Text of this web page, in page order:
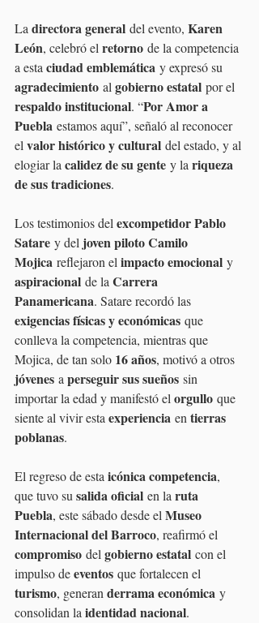
La directora general del evento, Karen
León, celebró el retorno de la competencia
a esta ciudad emblemática y expresó su
agradecimiento al gobierno estatal por el
respaldo institucional. “Por Amor a
Puebla estamos aquí”, señaló al reconocer
el valor histórico y cultural del estado, y al
elogiar la calidez de su gente y la riqueza
de sus tradiciones.
Los testimonios del excompetidor Pablo
Satare y del joven piloto Camilo
Mojica reflejaron el impacto emocional y
aspiracional de la Carrera
Panamericana. Satare recordó las
exigencias físicas y económicas que
conlleva la competencia, mientras que
Mojica, de tan solo 16 años, motivó a otros
jóvenes a perseguir sus sueños sin
importar la edad y manifestó el orgullo que
siente al vivir esta experiencia en tierras
poblanas.
El regreso de esta icónica competencia,
que tuvo su salida oficial en la ruta
Puebla, este sábado desde el Museo
Internacional del Barroco, reafirmó el
compromiso del gobierno estatal con el
impulso de eventos que fortalecen el
turismo, generan derrama económica y
consolidan la identidad nacional.